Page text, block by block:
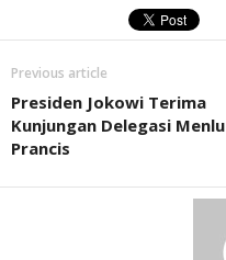
Previous article
Presiden Jokowi Terima
Kunjungan Delegasi Menlu
Prancis